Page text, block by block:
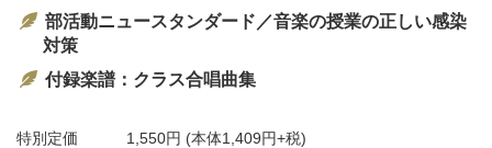
部活動ニュースタンダード／音楽の授業の正しい感染
対策
付録楽譜：クラス合唱曲集
特別定価 1,550円 (本体1,409円+税)